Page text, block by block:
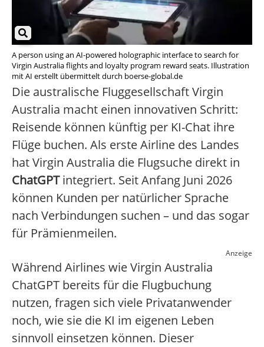
A person using an AI-powered holographic interface to search for
Virgin Australia flights and loyalty program reward seats. Illustration
mit AI erstellt übermittelt durch boerse-global.de
Die australische Fluggesellschaft Virgin
Australia macht einen innovativen Schritt:
Reisende können künftig per KI-Chat ihre
Flüge buchen. Als erste Airline des Landes
hat Virgin Australia die Flugsuche direkt in
ChatGPTintegriert. Seit Anfang Juni 2026
können Kunden per natürlicher Sprache
nach Verbindungen suchen – und das sogar
für Prämienmeilen.
Anzeige
Während Airlines wie Virgin Australia
ChatGPT bereits für die Flugbuchung
nutzen, fragen sich viele Privatanwender
noch, wie sie die KI im eigenen Leben
sinnvoll einsetzen können. Dieser